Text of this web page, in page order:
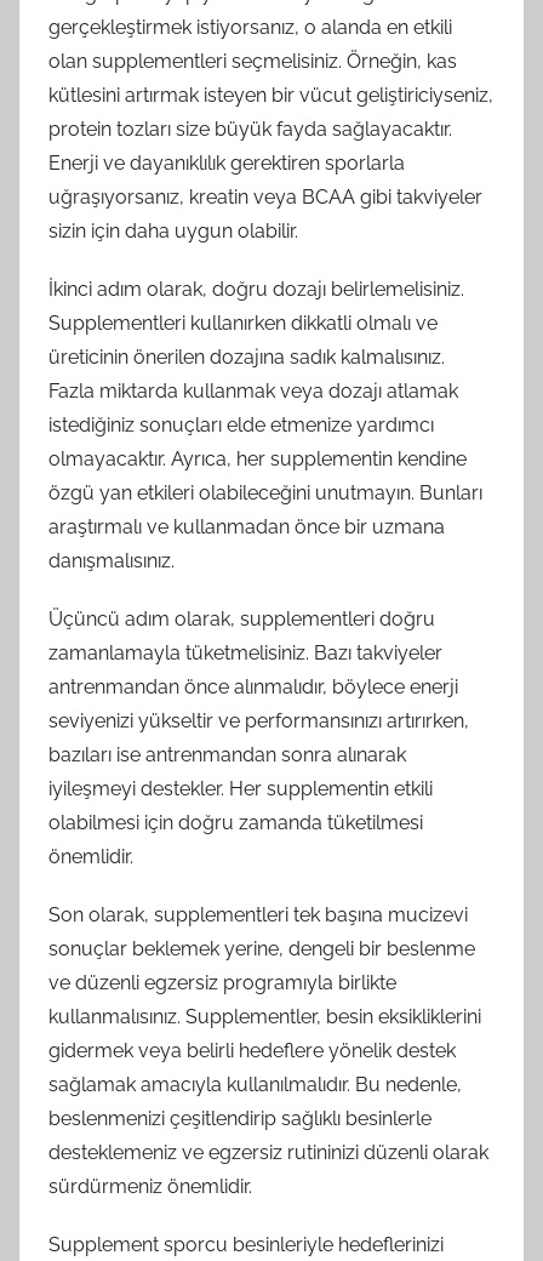
gerçekleştirmek istiyorsanız, o alanda en etkili
olan supplementleri seçmelisiniz. Örneğin, kas
kütlesini artırmak isteyen bir vücut geliştiriciyseniz,
protein tozları size büyük fayda sağlayacaktır.
Enerji ve dayanıklılık gerektiren sporlarla
uğraşıyorsanız, kreatin veya BCAA gibi takviyeler
sizin için daha uygun olabilir.
İkinci adım olarak, doğru dozajı belirlemelisiniz.
Supplementleri kullanırken dikkatli olmalı ve
üreticinin önerilen dozajına sadık kalmalısınız.
Fazla miktarda kullanmak veya dozajı atlamak
istediğiniz sonuçları elde etmenize yardımcı
olmayacaktır. Ayrıca, her supplementin kendine
özgü yan etkileri olabileceğini unutmayın. Bunları
araştırmalı ve kullanmadan önce bir uzmana
danışmalısınız.
Üçüncü adım olarak, supplementleri doğru
zamanlamayla tüketmelisiniz. Bazı takviyeler
antrenmandan önce alınmalıdır, böylece enerji
seviyenizi yükseltir ve performansınızı artırırken,
bazıları ise antrenmandan sonra alınarak
iyileşmeyi destekler. Her supplementin etkili
olabilmesi için doğru zamanda tüketilmesi
önemlidir.
Son olarak, supplementleri tek başına mucizevi
sonuçlar beklemek yerine, dengeli bir beslenme
ve düzenli egzersiz programıyla birlikte
kullanmalısınız. Supplementler, besin eksikliklerini
gidermek veya belirli hedeflere yönelik destek
sağlamak amacıyla kullanılmalıdır. Bu nedenle,
beslenmenizi çeşitlendirip sağlıklı besinlerle
desteklemeniz ve egzersiz rutininizi düzenli olarak
sürdürmeniz önemlidir.
Supplement sporcu besinleriyle hedeflerinizi